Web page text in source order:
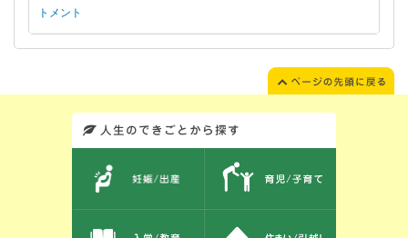
トメント